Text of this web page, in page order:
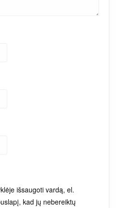
išsaugoti vardą, el.
kad jų nebereiktų